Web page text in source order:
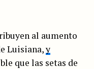
al aumento
Luisiana,y
que las setas de